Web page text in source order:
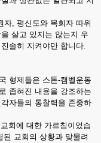
자, 평신도와 목회자 따위
살고 있지는 않는지 우
솔히 지켜야만 합니다.
형제들은 스톤-캠벨운동
좁혀진 내용을 강조하는
자들의 통찰력을 존중하
회에 대한 가르침이었습
교회의 상황과 맞물려